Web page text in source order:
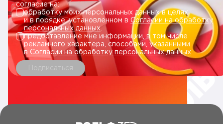
согласие на:
обработку моих персональных данных в целях
и в порядке, установленном в Согласии на обработку
персональных данных.
предоставление мне информации, в том числе
рекламного характера, способами, указанными
в Согласии на обработку персональных данных
Подписаться